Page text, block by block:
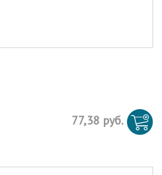
77,38 руб.